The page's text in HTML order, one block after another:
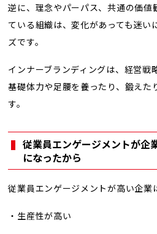
逆に、理念やパーパス、共通の価値
ている組織は、変化があっても迷い
ズです。
インナーブランディングは、経営戦
基礎体力や足腰を養ったり、鍛えた
す。
従業員エンゲージメントが企
になったから
従業員エンゲージメントが高い企業
・生産性が高い